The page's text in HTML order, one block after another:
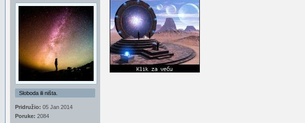
Sloboda ili ništa.
Pridružio: 05 Jan 2014
Poruke: 2084